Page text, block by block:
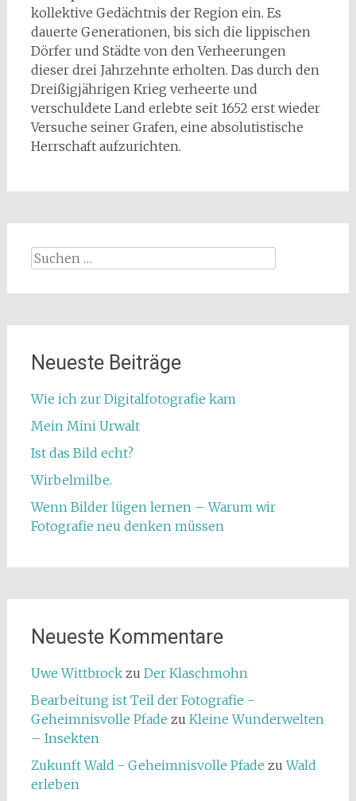
kollektive Gedächtnis der Region ein. Es
dauerte Generationen, bis sich die lippischen
Dörfer und Städte von den Verheerungen
dieser drei Jahrzehnte erholten. Das durch den
Dreißigjährigen Krieg verheerte und
verschuldete Land erlebte seit 1652 erst wieder
Versuche seiner Grafen, eine absolutistische
Herrschaft aufzurichten.
Suchen
Neueste Beiträge
Wie ich zur Digitalfotografie kam
Mein Mini Urwalt
Ist das Bild echt?
Wirbelmilbe.
Wenn Bilder lügen lernen – Warum wir
Fotografie neu denken müssen
Neueste Kommentare
Uwe Wittbrockzu Der Klaschmohn
Bearbeitung ist Teil der Fotografie -
Geheimnisvolle Pfade zu Kleine Wunderwelten
– Insekten
Zukunft Wald - Geheimnisvolle Pfade zuWald
erleben